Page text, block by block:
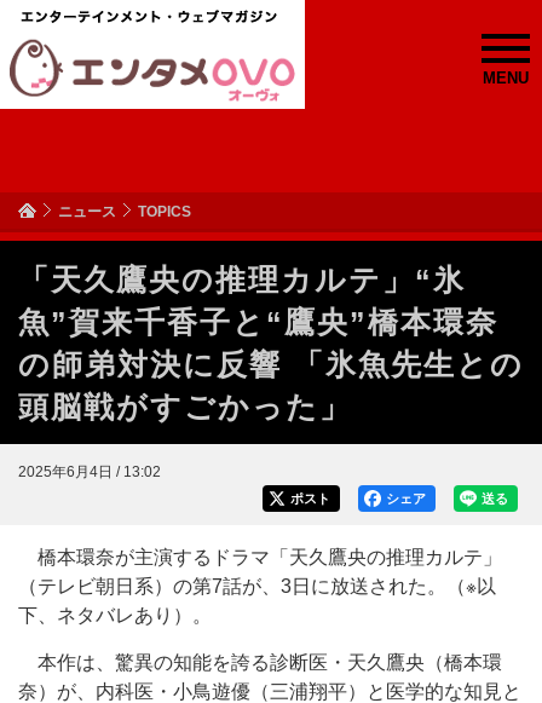
MENU
ニュース TOPICS
「天久鷹央の推理カルテ」“氷
魚”賀来千香子と“鷹央”橋本環奈
の師弟対決に反響 「氷魚先生との
頭脳戦がすごかった」
2025年6月4日 / 13:02
送る
シェア
ポスト
橋本環奈が主演するドラマ「天久鷹央の推理カルテ」
（テレビ朝日系）の第7話が、3日に放送された。（※以
下、ネタバレあり）。
本作は、驚異の知能を誇る診断医・天久鷹央（橋本環
奈）が、内科医・小鳥遊優（三浦翔平）と医学的な知見と